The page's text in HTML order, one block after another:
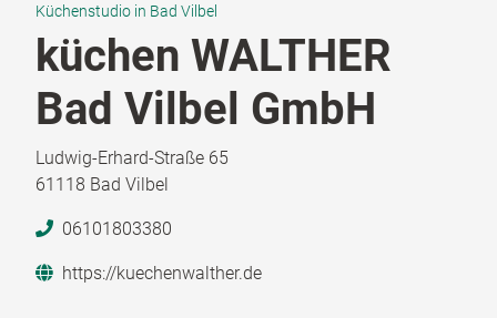
Küchenstudio in Bad Vilbel
küchen WALTHER
Bad Vilbel GmbH
Ludwig-Erhard-Straße 65
61118 Bad Vilbel
06101803380
https://kuechenwalther.de